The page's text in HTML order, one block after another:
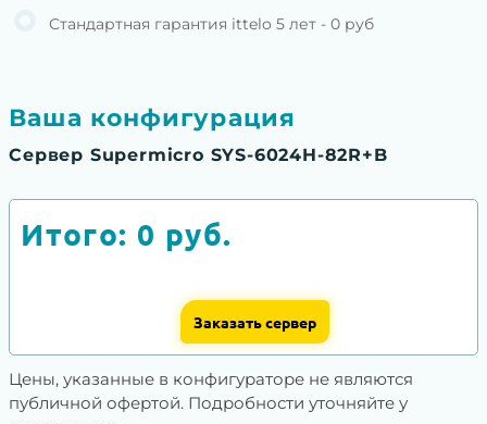
Стандартная гарантия ittelo 5 лет - 0 руб
Ваша конфигурация
Сервер Supermicro SYS-6024H-82R+B
Итого: 0 руб.
Заказать сервер
Цены, указанные в конфигураторе не являются
публичной офертой. Подробности уточняйте у